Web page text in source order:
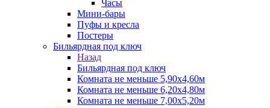
Часы
Мини-бары
Пуфы и кресла
Постеры
Бильярдная под ключ
Назад
Бильярдная под ключ
Комната не меньше 5,90х4,60м
Комната не меньше 6,20х4,80м
Комната не меньше 7,00х5,20м